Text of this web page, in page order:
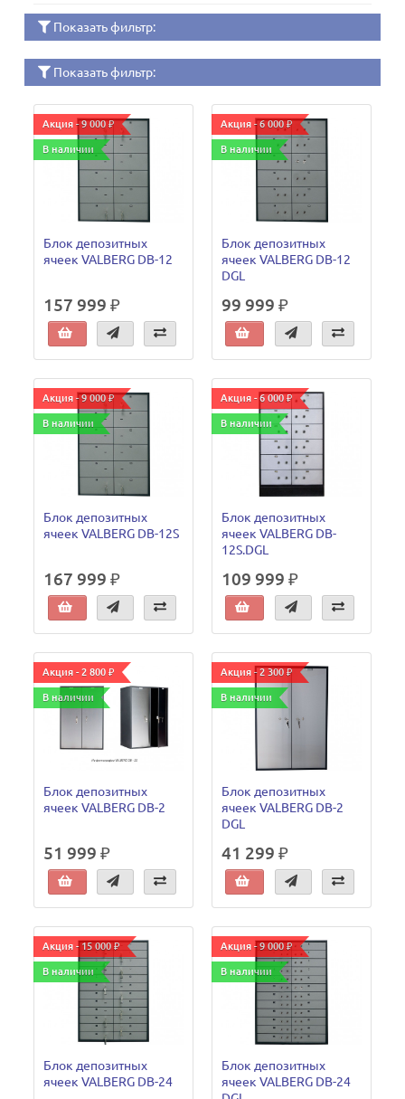
Показать фильтр:
Показать фильтр:
Акция - 9 000 ₽
В наличии
Блок депозитных
ячеек VALBERG DB-12
157 999 ₽
Акция - 6 000 ₽
В наличии
Блок депозитных
ячеек VALBERG DB-12
DGL
99 999 ₽
Акция - 9 000 ₽
В наличии
Блок депозитных
ячеек VALBERG DB-12S
167 999 ₽
Акция - 6 000 ₽
В наличии
Блок депозитных
ячеек VALBERG DB-
12S.DGL
109 999 ₽
Акция - 2 800 ₽
В наличии
Блок депозитных
ячеек VALBERG DB-2
51 999 ₽
Акция - 2 300 ₽
В наличии
Блок депозитных
ячеек VALBERG DB-2
DGL
41 299 ₽
Акция - 15 000 ₽
В наличии
Блок депозитных
ячеек VALBERG DB-24
Акция - 9 000 ₽
В наличии
Блок депозитных
ячеек VALBERG DB-24